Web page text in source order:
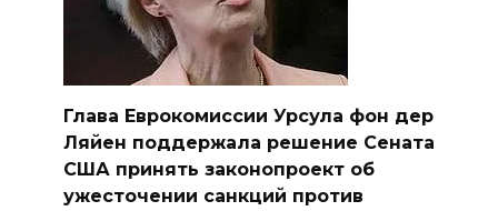
Глава Еврокомиссии Урсула фон дер
Ляйен поддержала решение Сената
США принять законопроект об
ужесточении санкций против